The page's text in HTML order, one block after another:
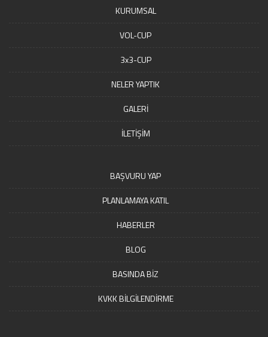
KURUMSAL
VOL-CUP
3x3-CUP
NELER YAPTIK
GALERİ
İLETİŞİM
BAŞVURU YAP
PLANLAMAYA KATIL
HABERLER
BLOG
BASINDA BİZ
KVKK BİLGİLENDİRME